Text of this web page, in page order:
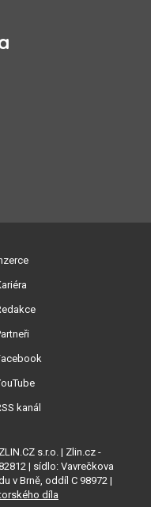
kanál
s.r.o. | Zlin.cz -
| sídlo: Vavrečkova
v Brně, oddíl C 98972 |
díla